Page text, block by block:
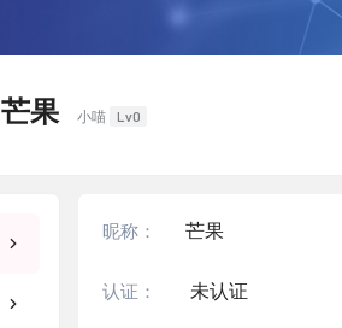
芒果 小喵 Lv0
昵称： 芒果
认证： 未认证